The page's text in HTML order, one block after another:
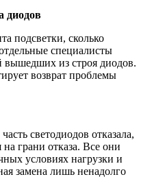
диодов
подсветки, сколько
специалисты
вышедших из строя диодов.
возврат проблемы
светодиодов отказала,
грани отказа. Все они
условиях нагрузки и
замена лишь ненадолго